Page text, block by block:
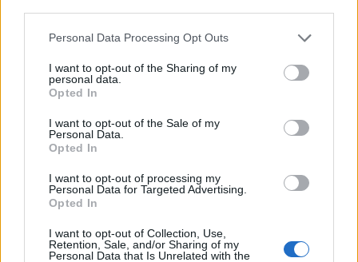
Personal Data Processing Opt Outs
I want to opt-out of the Sharing of my
personal data.
Opted In
I want to opt-out of the Sale of my
Personal Data.
Opted In
I want to opt-out of processing my
Personal Data for Targeted Advertising.
Opted In
I want to opt-out of Collection, Use,
Retention, Sale, and/or Sharing of my
Personal Data that Is Unrelated with the